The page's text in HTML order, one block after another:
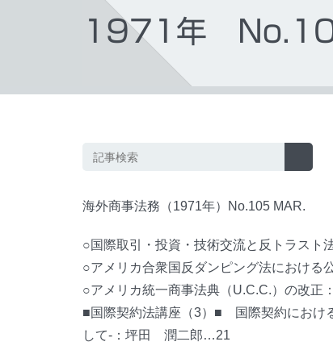
1971年
海外商事法務（1971年）No.105 MAR.
○国際取引・投資・技術交流と反トラス
○アメリカ合衆国反ダンピング法におけ
○アメリカ統一商事法典（U.C.C.）の改
■国際契約法講座（3）■ 国際契約におけ
して-：坪田 潤二郎…21